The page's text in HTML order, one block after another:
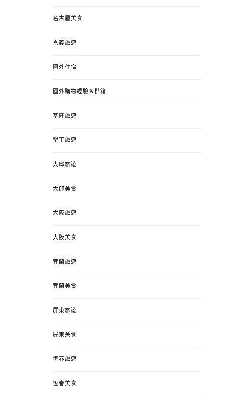
名古屋美食
嘉義旅遊
國外住宿
國外購物經驗＆開箱
基隆旅遊
墾丁旅遊
大邱旅遊
大邱美食
大阪旅遊
大阪美食
宜蘭旅遊
宜蘭美食
屏東旅遊
屏東美食
恆春旅遊
恆春美食